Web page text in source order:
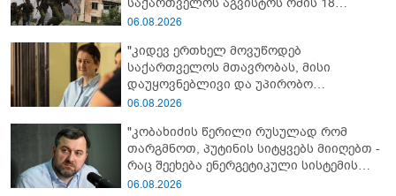
წლისთავთან დაკავშირებით ერთობლივ
06.08.2026
"კიდევ ერთხელ მოვუწოდებ
საქართველოს მთავრობას, მისი
დაუყოვნებლივი და უპირობო
გათავისუფლებისკენ" - რას წერს ეუთო-ს
06.08.2026
"კობახიძის წერილი რუსულად რომ
თარგმნოთ, პუტინის სიტყვებს მიიღებთ -
რაც შეეხება ენერგეტიკული სისტემის
პრობლემას, ნამდვილად ვაპირებ
06.08.2026